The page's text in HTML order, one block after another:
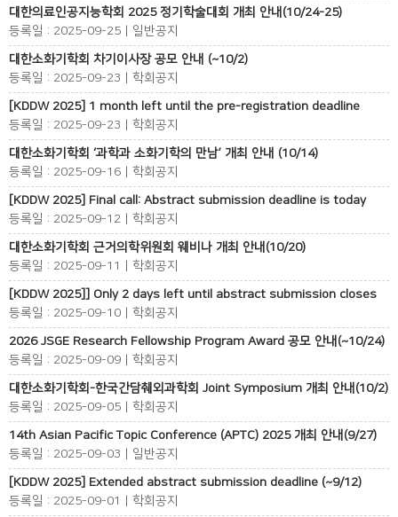
대한의료인공지능학회 2025 정기학술대회 개최 안내(10/24-25)
등록일 : 2025-09-25 | 일반공지
대한소화기학회 차기이사장 공모 안내 (~10/2)
등록일 : 2025-09-23 | 학회공지
[KDDW 2025] 1 month left until the pre-registration deadline
등록일 : 2025-09-23 | 학회공지
대한소화기학회 ‘과학과 소화기학의 만남’ 개최 안내 (10/14)
등록일 : 2025-09-16 | 학회공지
[KDDW 2025] Final call: Abstract submission deadline is today
등록일 : 2025-09-12 | 학회공지
대한소화기학회 근거의학위원회 웨비나 개최 안내(10/20)
등록일 : 2025-09-11 | 학회공지
[KDDW 2025]] Only 2 days left until abstract submission closes
등록일 : 2025-09-10 | 학회공지
2026 JSGE Research Fellowship Program Award 공모 안내(~10/24)
등록일 : 2025-09-09 | 학회공지
대한소화기학회-한국간담췌외과학회 Joint Symposium 개최 안내(10/2)
등록일 : 2025-09-05 | 학회공지
14th Asian Pacific Topic Conference (APTC) 2025 개최 안내(9/27)
등록일 : 2025-09-03 | 일반공지
[KDDW 2025] Extended abstract submission deadline (~9/12)
등록일 : 2025-09-01 | 학회공지